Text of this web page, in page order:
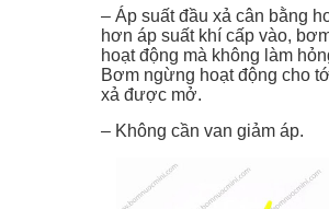
– Áp suất đầu xả cân bằng
hơn áp suất khí cấp vào,
hoạt động mà không làm
Bơm ngừng hoạt động cho
xả được mở.
– Không cần van giảm áp.